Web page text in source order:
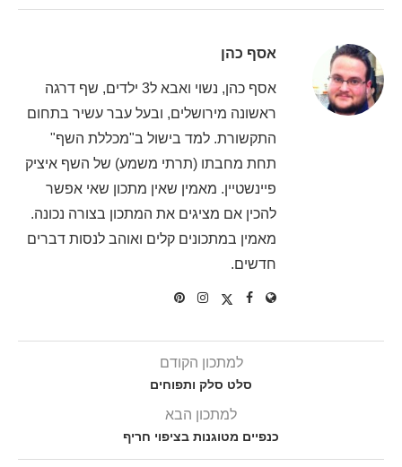
אסף כהן
אסף כהן, נשוי ואבא ל3 ילדים, שף דרגה
ראשונה מירושלים, ובעל עבר עשיר בתחום
התקשורת. למד בישול ב"מכללת השף"
תחת מחבתו (תרתי משמע) של השף איציק
פיינשטיין. מאמין שאין מתכון שאי אפשר
להכין אם מציגים את המתכון בצורה נכונה.
מאמין במתכונים קלים ואוהב לנסות דברים
חדשים.
למתכון הקודם
סלט סלק ותפוחים
למתכון הבא
כנפיים מטוגנות בציפוי חריף